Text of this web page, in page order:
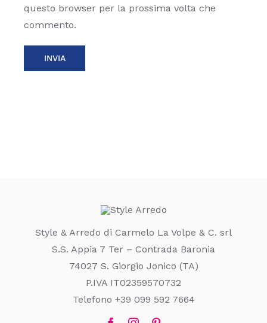
questo browser per la prossima volta che
commento.
Style & Arredo di Carmelo La Volpe & C. srl
S.S. Appia 7 Ter – Contrada Baronia
74027 S. Giorgio Jonico (TA)
P.IVA IT02359570732
Telefono +39 099 592 7664